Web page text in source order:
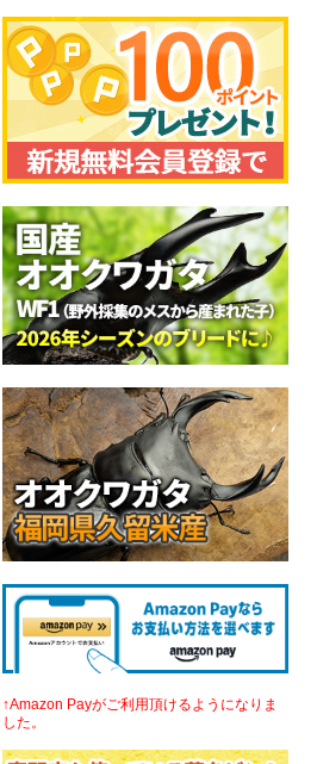
↑Amazon Payがご利用頂けるようになりま
した。